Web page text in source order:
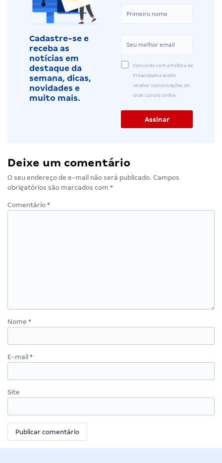
Cadastre-se e
receba as
notícias em
destaque da
semana, dicas,
novidades e
muito mais.
Concordo com a Política de
Privacidade e aceito
receber comunicações do
Gran Cursos Online.
Deixe um comentário
O seu endereço de e-mail não será publicado. Campos
obrigatórios são marcados com *
Comentário *
Nome *
E-mail *
Site